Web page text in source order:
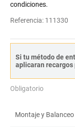
condiciones.
Referencia: 111330
Si tu método de
aplicaran recargos
Obligatorio
Montaje y Balanceo